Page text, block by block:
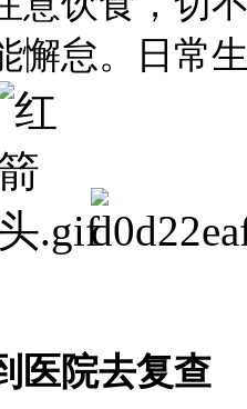
懈怠。日常
医院去复查